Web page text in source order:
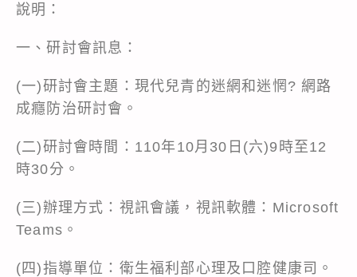
說明：
一、研討會訊息：
(一)研討會主題：現代兒青的迷網和迷惘? 網路
成癮防治研討會。
(二)研討會時間：110年10月30日(六)9時至12
時30分。
(三)辦理方式：視訊會議，視訊軟體：Microsoft
Teams。
(四)指導單位：衛生福利部心理及口腔健康司。